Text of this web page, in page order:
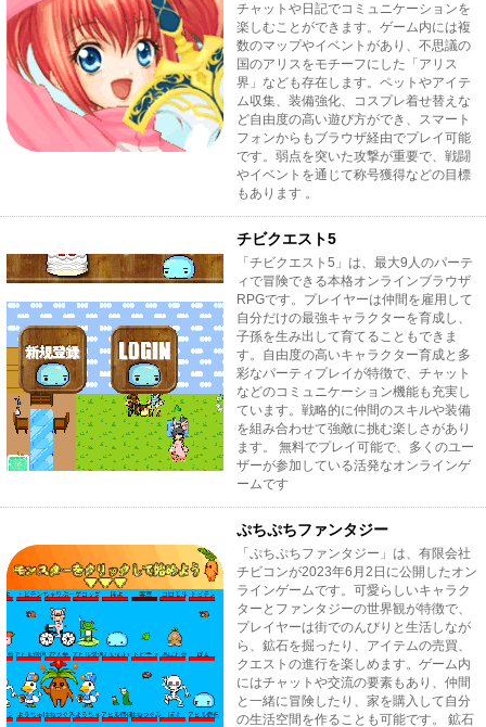
チャットや日記でコミュニケーションを
楽しむことができます。ゲーム内には複
数のマップやイベントがあり、不思議の
国のアリスをモチーフにした「アリス
界」なども存在します。ペットやアイテ
ム収集、装備強化、コスプレ着せ替えな
ど自由度の高い遊び方ができ、スマート
フォンからもブラウザ経由でプレイ可能
です。弱点を突いた攻撃が重要で、戦闘
やイベントを通じて称号獲得などの目標
もあります 。
チビクエスト5
「チビクエスト5」は、最大9人のパーテ
ィで冒険できる本格オンラインブラウザ
RPGです。プレイヤーは仲間を雇用して
自分だけの最強キャラクターを育成し、
子孫を生み出して育てることもできま
す。自由度の高いキャラクター育成と多
彩なパーティプレイが特徴で、チャット
などのコミュニケーション機能も充実し
ています。戦略的に仲間のスキルや装備
を組み合わせて強敵に挑む楽しさがあり
ます。 無料でプレイ可能で、多くのユー
ザーが参加している活発なオンラインゲ
ームです
ぷちぷちファンタジー
「ぷちぷちファンタジー」は、有限会社
チビコンが2023年6月2日に公開したオン
ラインゲームです。可愛らしいキャラク
ターとファンタジーの世界観が特徴で、
プレイヤーは街でのんびりと生活しなが
ら、鉱石を掘ったり、アイテムの売買、
クエストの進行を楽しめます。ゲーム内
にはチャットや交流の要素もあり、仲間
と一緒に冒険したり、家を購入して自分
の生活空間を作ることも可能です。 鉱石